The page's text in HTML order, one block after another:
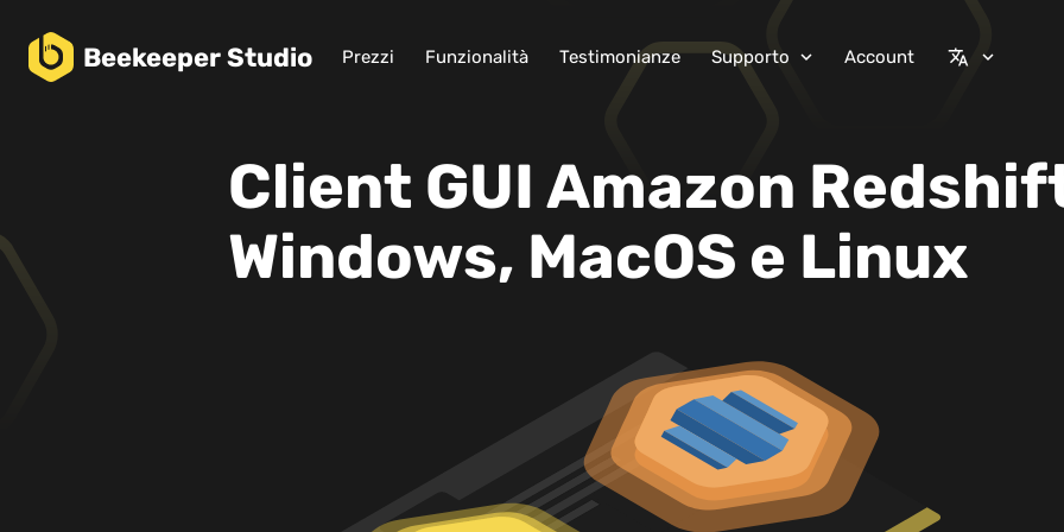
BeekeeperStudio Prezzi Funzionalità Testimonianze Supporto expand_more Account translate expand_more
Client GUI Amazon
Windows, MacOS e Linux